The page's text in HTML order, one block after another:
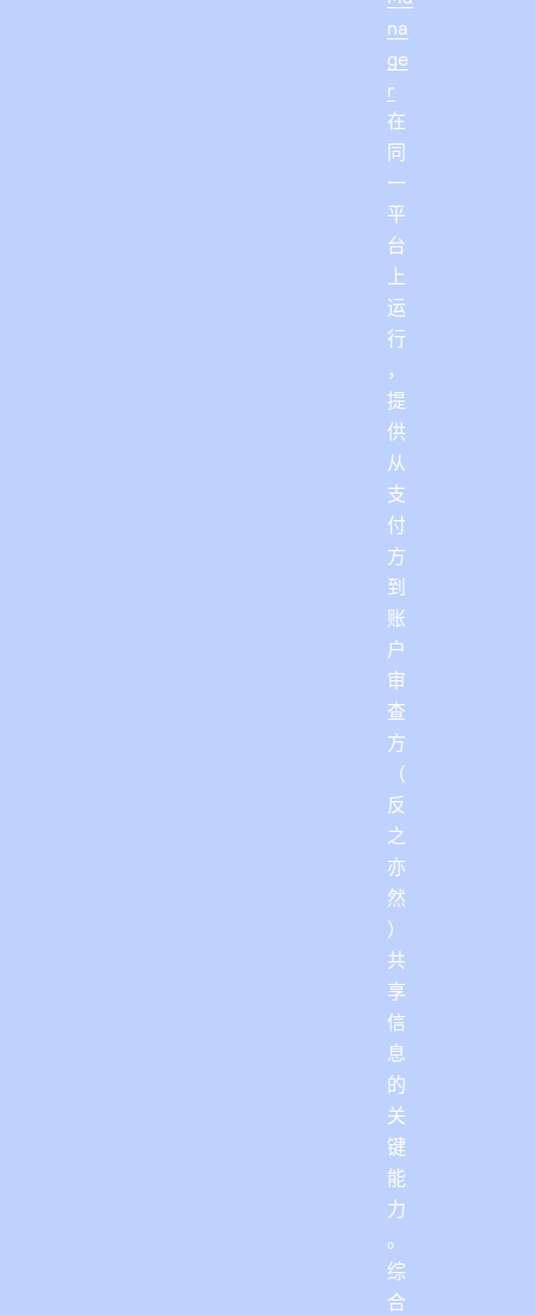
na
ge
r
在
同
一
平
台
上
运
行
，
提
供
从
支
付
方
到
账
户
审
查
方
（
反
之
亦
然
）
共
享
信
息
的
关
键
能
力
。
综
合